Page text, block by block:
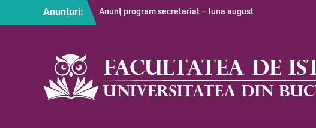
Anunțuri:
Anunț program secretariat – luna august